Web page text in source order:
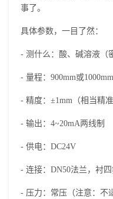
事了。
具体参数，一目了然：
- 测什么：酸、碱溶液（
- 量程：900mm或
- 精度：±1mm（相当精准
- 输出：4~20mA两线制
- 供电：DC24V
- 连接：DN50法兰，衬
- 压力：常压（注意：不